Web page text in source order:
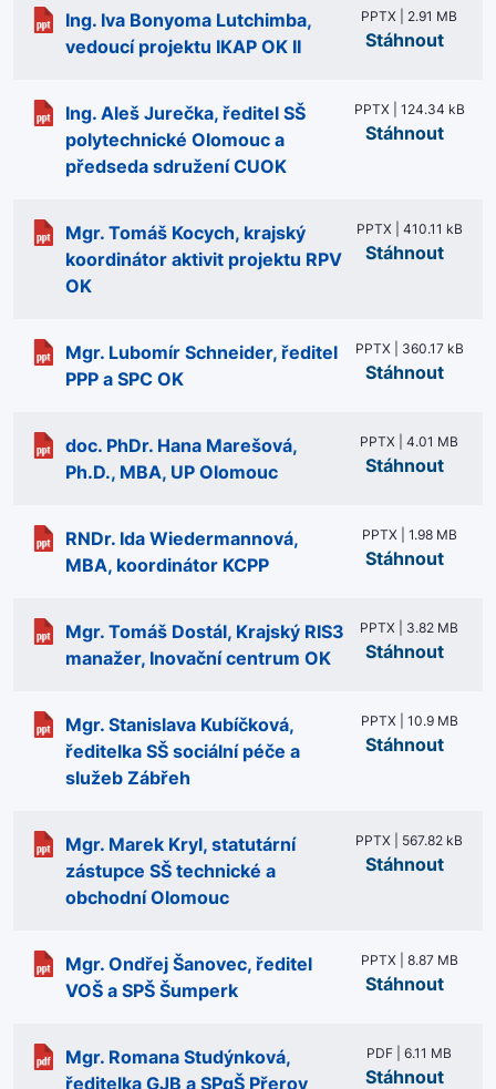
Ing. Iva Bonyoma Lutchimba,
vedoucí projektu IKAP OK II
PPTX | 2.91 MB
Stáhnout
Ing. Aleš Jurečka, ředitel SŠ
polytechnické Olomouc a
předseda sdružení CUOK
PPTX | 124.34 kB
Stáhnout
Mgr. Tomáš Kocych, krajský
koordinátor aktivit projektu RPV
OK
PPTX | 410.11 kB
Stáhnout
Mgr. Lubomír Schneider, ředitel
PPP a SPC OK
PPTX | 360.17 kB
Stáhnout
doc. PhDr. Hana Marešová,
Ph.D., MBA, UP Olomouc
PPTX | 4.01 MB
Stáhnout
RNDr. Ida Wiedermannová,
MBA, koordinátor KCPP
PPTX | 1.98 MB
Stáhnout
Mgr. Tomáš Dostál, Krajský RIS3
manažer, Inovační centrum OK
PPTX | 3.82 MB
Stáhnout
Mgr. Stanislava Kubíčková,
ředitelka SŠ sociální péče a
služeb Zábřeh
PPTX | 10.9 MB
Stáhnout
Mgr. Marek Kryl, statutární
zástupce SŠ technické a
obchodní Olomouc
PPTX | 567.82 kB
Stáhnout
Mgr. Ondřej Šanovec, ředitel
VOŠ a SPŠ Šumperk
PPTX | 8.87 MB
Stáhnout
Mgr. Romana Studýnková,
ředitelka GJB a SPgŠ Přerov
PDF | 6.11 MB
Stáhnout